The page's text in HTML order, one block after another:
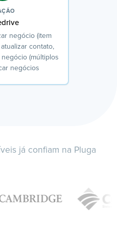
negócio (item
contato,
(múltiplos
negócios
já confiam na Pluga